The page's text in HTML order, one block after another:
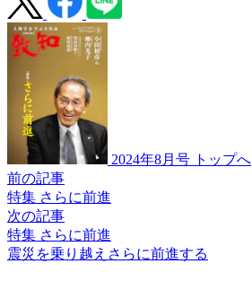
2024年8月号 トップへ
前の記事
特集 さらに前進
次の記事
特集 さらに前進
震災を乗り越え さらに前進する